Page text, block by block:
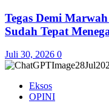
Tegas Demi
Sudah Tepat
Juli 30, 2026 0
Eksos
OPINI